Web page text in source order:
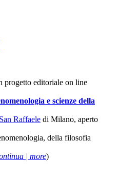
progetto editoriale on line
e scienze della
Raffaele di Milano, aperto
della filosofia
| more)